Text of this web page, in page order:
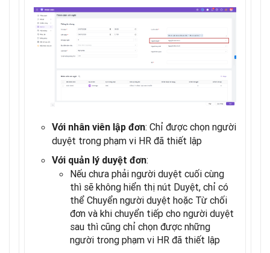
Với nhân viên lập đơn: Chỉ được chọn người
duyệt trong phạm vi HR đã thiết lập
Với quản lý duyệt đơn:
Nếu chưa phải người duyệt cuối cùng
thì sẽ không hiển thị nút Duyệt, chỉ có
thể Chuyển người duyệt hoặc Từ chối
đơn và khi chuyển tiếp cho người duyệt
sau thì cũng chỉ chọn được những
người trong phạm vi HR đã thiết lập